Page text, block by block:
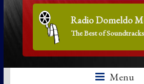
Radio Domeldo
The Best of Soundtracks
Menu